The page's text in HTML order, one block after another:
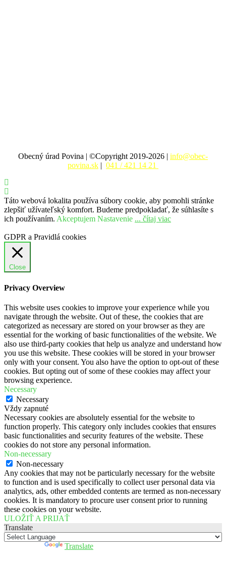
Obecný úrad Povina | ©Copyright 2019-2026 | info@obec-
povina.sk | 041 / 421 14 21
Táto webová lokalita používa súbory cookie, aby pomohli stránke
zlepšiť užívateľský komfort. Budeme predpokladať, že súhlasíte s
ich používaním. Akceptujem Nastavenie ... čítaj viac
GDPR a Pravidlá cookies
Close
Privacy Overview
This website uses cookies to improve your experience while you
navigate through the website. Out of these, the cookies that are
categorized as necessary are stored on your browser as they are
essential for the working of basic functionalities of the website. We
also use third-party cookies that help us analyze and understand how
you use this website. These cookies will be stored in your browser
only with your consent. You also have the option to opt-out of these
cookies. But opting out of some of these cookies may affect your
browsing experience.
Necessary
Necessary
Vždy zapnuté
Necessary cookies are absolutely essential for the website to
function properly. This category only includes cookies that ensures
basic functionalities and security features of the website. These
cookies do not store any personal information.
Non-necessary
Non-necessary
Any cookies that may not be particularly necessary for the website
to function and is used specifically to collect user personal data via
analytics, ads, other embedded contents are termed as non-necessary
cookies. It is mandatory to procure user consent prior to running
these cookies on your website.
ULOŽIŤ A PRIJAŤ
Translate
Translate